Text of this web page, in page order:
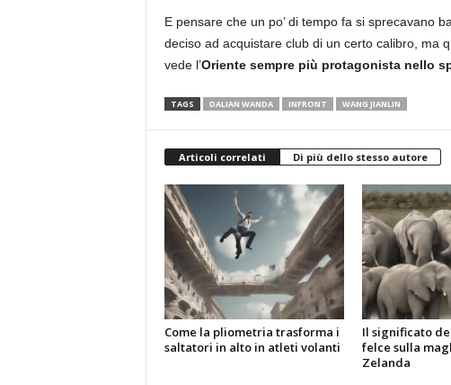
E pensare che un po’ di tempo fa si sprecavano
deciso ad acquistare club di un certo calibro, ma
vede l’Oriente sempre più protagonista nello
TAGS DALIAN WANDA INFRONT WANG JIANLIN
Articoli correlati Di più dello stesso autore
Come la pliometria trasforma i
saltatori in alto in atleti volanti
Il significato
felce sulla
Zelanda